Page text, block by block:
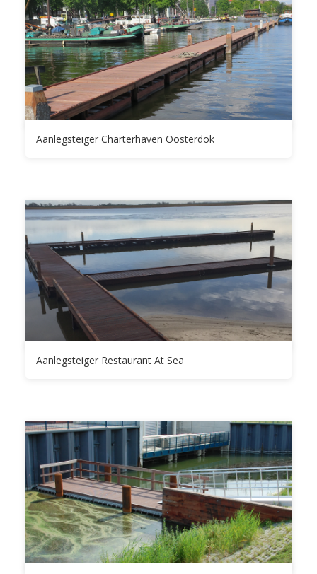
Aanlegsteiger Charterhaven Oosterdok
Aanlegsteiger Restaurant At Sea